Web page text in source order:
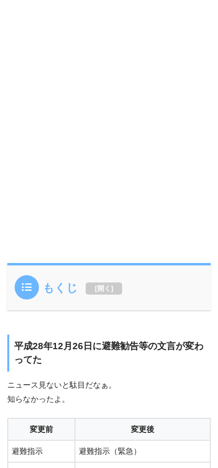
もくじ [開く ]
平成28年12月26日に避難勧告等の文言が変わ
ってた
ニュース見ないと駄目だなぁ。
知らなかったよ。
変更前 変更後
避難指示 避難指示（緊急）